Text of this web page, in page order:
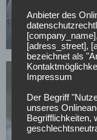
Schalke verleiht
14.07.2026
SONSTIGES
Anbieter des
[adress_street],
bezeichnet als
Impressum
Der Begriff
unseres
Begrifflichkeiten,